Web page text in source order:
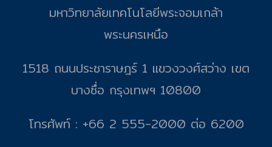
มหาวิทยาลัยเทคโนโลยีพระจอมเกล้า
พระนครเหนือ
1518 ถนนประชาราษฎร์ 1 แขวงวงศ์สว่าง เขต
บางซื่อ กรุงเทพฯ 10800
โทรศัพท์ : +66 2 555-2000 ต่อ 6200